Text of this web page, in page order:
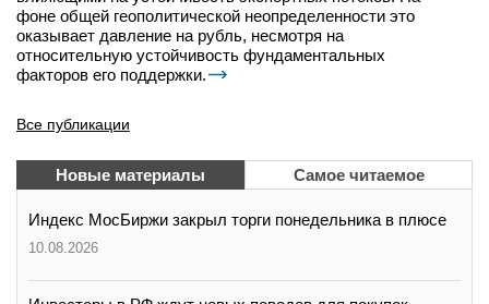
фоне общей геополитической неопределенности это
оказывает давление на рубль, несмотря на
относительную устойчивость фундаментальных
факторов его поддержки.
Все публикации
Новые материалы Самое читаемое
Индекс МосБиржи закрыл торги понедельника в плюсе
10.08.2026